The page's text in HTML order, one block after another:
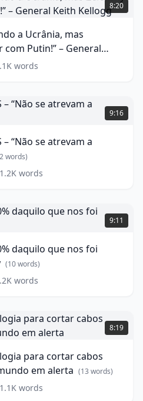
8:20
a Ucrânia, mas
Putin!” – General
words
9:16
– “Não se atrevam a
words)
1.2K words
9:11
daquilo que nos foi
(10words)
words
8:19
para cortar cabos
em alerta (13 words)
1.1K words